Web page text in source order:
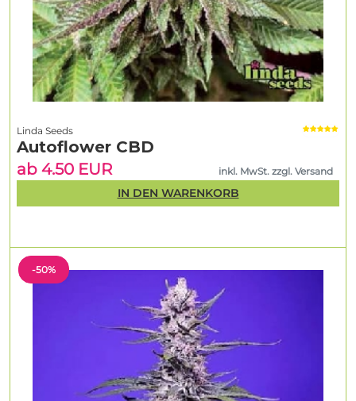
-50%
Linda Seeds
Autoflower CBD
ab 4.50 EUR
inkl. MwSt. zzgl. Versand
IN DEN WARENKORB